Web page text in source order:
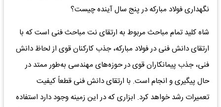
نگهداری فولاد مبارکه در پنج سال آینده چیست؟
شاه کلید تمام مباحث مربوط به ارتقای نت مباحث فنی است که با
ارتقای دانش فنی در فولاد مبارکه، جذب کارکنان قوی از لحاظ دانش
فنی، جذب پیمانکاران قوی در حوزه‌های مهندسی به‌طور ممتد در
حال پیگیری و انجام است. با ارتقای دانش فنی قطعاً کیفیت
تعمیرات رشد خواهد کرد. ابزاری که در این زمینه وجود دارد استفاده